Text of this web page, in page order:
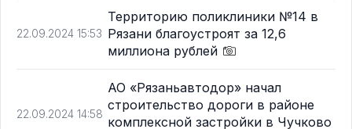
22.09.2024 15:53
Территорию поликлиники №14 в
Рязани благоустроят за 12,6
миллиона рублей
22.09.2024 14:58
АО «Рязаньавтодор» начал
строительство дороги в районе
комплексной застройки в Чучково